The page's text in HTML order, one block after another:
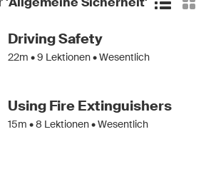
Driving Safety
22m •9 Lektionen • Wesentlich
Using Fire Extinguishers
15m •8 Lektionen • Wesentlich